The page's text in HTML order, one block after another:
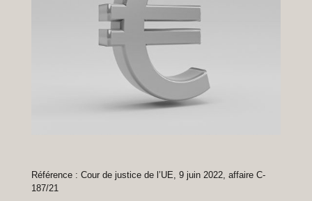
Référence : Cour de justice de l’UE, 9 juin 2022, affaire C-
187/21